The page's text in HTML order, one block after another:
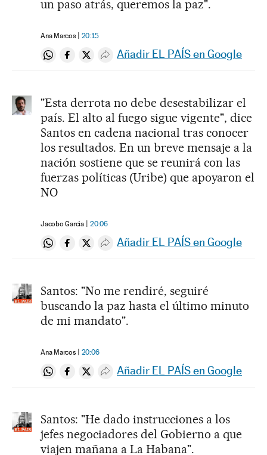
un paso atrás, queremos la paz".
Ana Marcos 20:15
Compartir en Whatsapp
Compartir en Facebook
Compartir en Twitter
Desplegar Redes Sociales
Añadir EL PAÍS en Google
"Esta derrota no debe desestabilizar el
país. El alto al fuego sigue vigente", dice
Santos en cadena nacional tras conocer
los resultados. En un breve mensaje a la
nación sostiene que se reunirá con las
fuerzas políticas (Uribe) que apoyaron el
NO
Jacobo Garcìa 20:06
Compartir en Whatsapp
Compartir en Facebook
Compartir en Twitter
Desplegar Redes Sociales
Añadir EL PAÍS en Google
Santos: "No me rendiré, seguiré
buscando la paz hasta el último minuto
de mi mandato".
Ana Marcos 20:06
Compartir en Whatsapp
Compartir en Facebook
Compartir en Twitter
Desplegar Redes Sociales
Añadir EL PAÍS en Google
Santos: "He dado instrucciones a los
jefes negociadores del Gobierno a que
viajen mañana a La Habana".